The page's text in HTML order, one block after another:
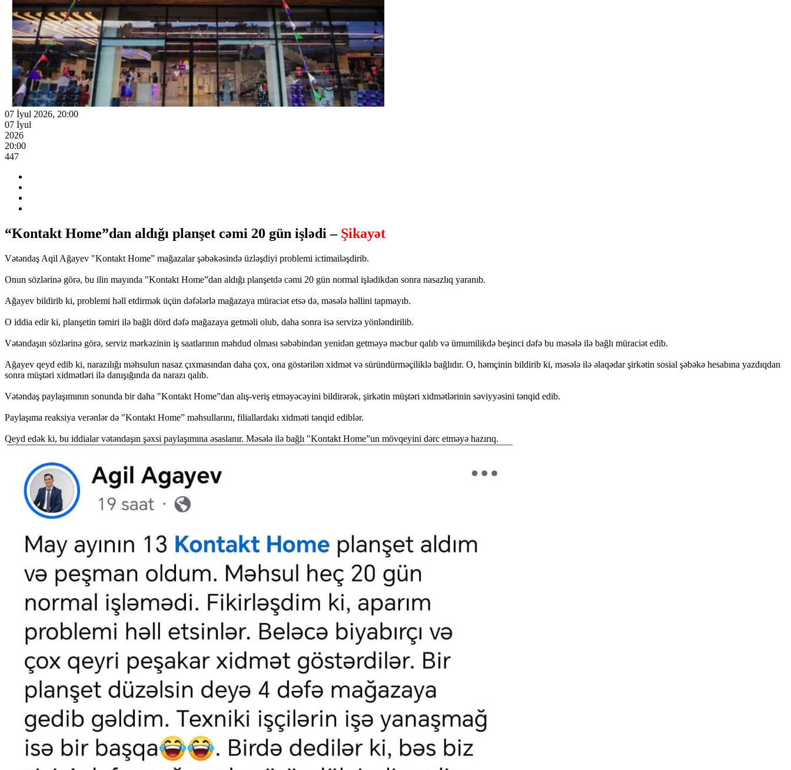
07 İyul 2026, 20:00
07 İyul
2026
20:00
447
“Kontakt Home”dan aldığı planşet cəmi 20 gün işlədi –Şikayət
Vətəndaş Aqil Ağayev "Kontakt Home” mağazalar şəbəkəsində üzləşdiyi problemi ictimailəşdirib.
Onun sözlərinə görə, bu ilin mayında "Kontakt Home”dan aldığı planşetdə cəmi 20 gün normal işlədikdən sonra nasazlıq yaranıb.
Ağayev bildirib ki, problemi həll etdirmək üçün dəfələrlə mağazaya müraciət etsə də, məsələ həllini tapmayıb.
O iddia edir ki, planşetin təmiri ilə bağlı dörd dəfə mağazaya getməli olub, daha sonra isə servizə yönləndirilib.
Vətəndaşın sözlərinə görə, serviz mərkəzinin iş saatlarının məhdud olması səbəbindən yenidən getməyə məcbur qalıb və ümumilikdə beşinci dəfə bu məsələ ilə bağlı müraciət edib.
Ağayev qeyd edib ki, narazılığı məhsulun nasaz çıxmasından daha çox, ona göstərilən xidmət və süründürməçiliklə bağlıdır. O, həmçinin bildirib ki, məsələ ilə əlaqədar şirkətin sosial şəbəkə hesabına yazdıqdan
sonra müştəri xidmətləri ilə danışığında da narazı qalıb.
Vətəndaş paylaşımının sonunda bir daha "Kontakt Home”dan alış-veriş etməyəcəyini bildirərək, şirkətin müştəri xidmətlərinin səviyyəsini tənqid edib.
Paylaşıma reaksiya verənlər də "Kontakt Home” məhsullarını, filiallardakı xidməti tənqid ediblər.
Qeyd edək ki, bu iddialar vətəndaşın şəxsi paylaşımına əsaslanır. Məsələ ilə bağlı "Kontakt Home”un mövqeyini dərc etməyə hazırıq.